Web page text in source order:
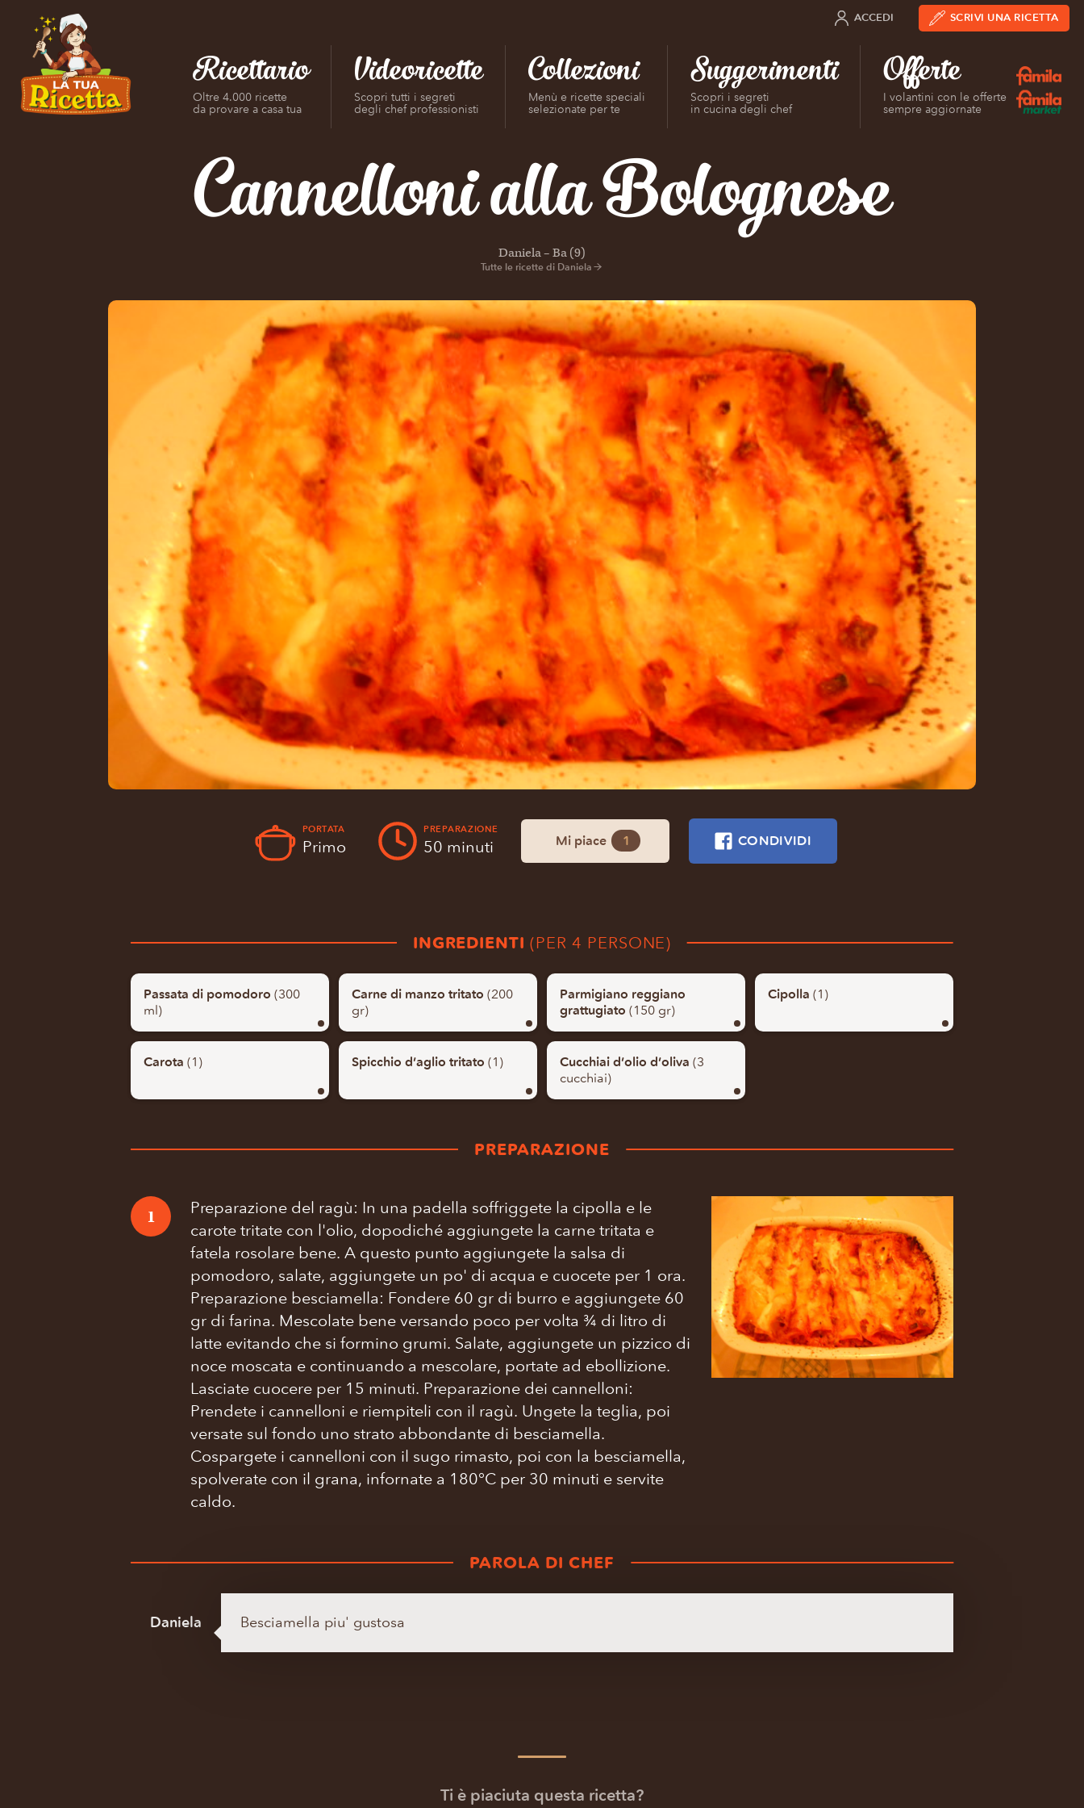
Ricettario
Oltre 4.000 ricette
da provare a casa tua
Videoricette
Scopri tutti i segreti
degli chef professionisti
Collezioni
Menù e ricette speciali
selezionate per te
Suggerimenti
Scopri i segreti
in cucina degli chef
Offerte
I volantini con le offerte
sempre aggiornate
ACCEDI SCRIVI UNA RICETTA
Cannelloni alla Bolognese
Daniela – Ba (9)
Tutte le ricette di Daniela
PORTATA
Primo
PREPARAZIONE
50 minuti Mi piace 1 CONDIVIDI
INGREDIENTI (PER 4 PERSONE)
Passata di pomodoro (300
ml)
Carne di manzo tritato (200
gr)
Parmigiano reggiano
grattugiato (150 gr)
Cipolla (1)
Carota (1) Spicchio d’aglio tritato (1) Cucchiai d’olio d’oliva (3
cucchiai)
PREPARAZIONE
1
Preparazione del ragù: In una padella soffriggete la cipolla e le
carote tritate con l'olio, dopodiché aggiungete la carne tritata e
fatela rosolare bene. A questo punto aggiungete la salsa di
pomodoro, salate, aggiungete un po' di acqua e cuocete per 1 ora.
Preparazione besciamella: Fondere 60 gr di burro e aggiungete 60
gr di farina. Mescolate bene versando poco per volta ¾ di litro di
latte evitando che si formino grumi. Salate, aggiungete un pizzico di
noce moscata e continuando a mescolare, portate ad ebollizione.
Lasciate cuocere per 15 minuti. Preparazione dei cannelloni:
Prendete i cannelloni e riempiteli con il ragù. Ungete la teglia, poi
versate sul fondo uno strato abbondante di besciamella.
Cospargete i cannelloni con il sugo rimasto, poi con la besciamella,
spolverate con il grana, infornate a 180°C per 30 minuti e servite
caldo.
PAROLA DI CHEF
Daniela Besciamella piu' gustosa
Ti è piaciuta questa ricetta?